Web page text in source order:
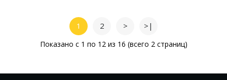
1 2 > >|
Показано с 1 по 12 из 16 (всего 2 страниц)